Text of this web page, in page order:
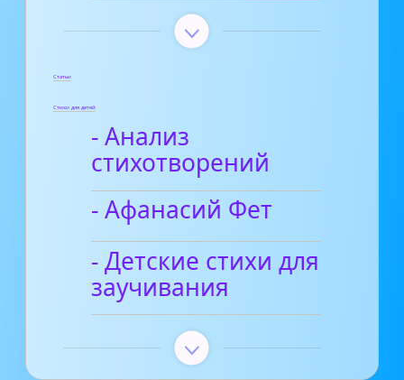
Статьи
Стихи для детей
- Анализ
стихотворений
- Афанасий Фет
- Детские стихи для
заучивания